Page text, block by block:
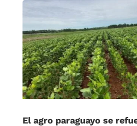
El agro paraguayo se